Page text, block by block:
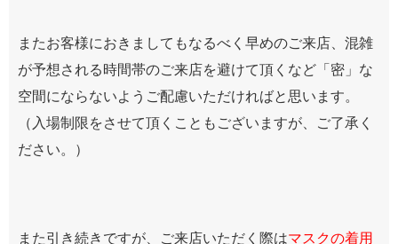
またお客様におきましてもなるべく早めのご来店、混雑
が予想される時間帯のご来店を避けて頂くなど「密」な
空間にならないようご配慮いただければと思います。
（入場制限をさせて頂くこともございますが、ご了承く
ださい。）
また引き続きですが、ご来店いただく際はマスクの着用